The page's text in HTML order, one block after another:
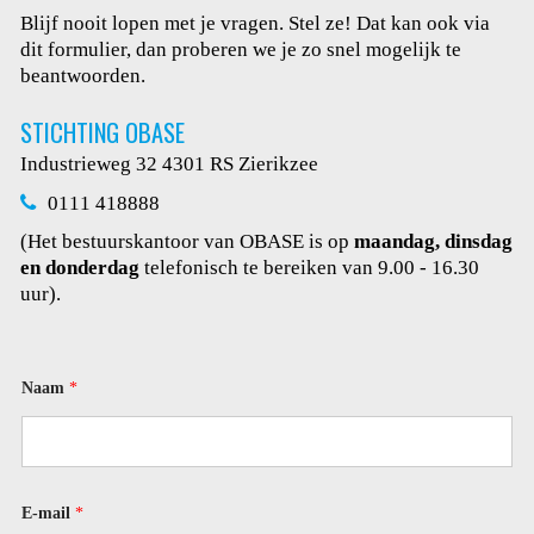
Blijf nooit lopen met je vragen. Stel ze! Dat kan ook via
dit formulier, dan proberen we je zo snel mogelijk te
beantwoorden.
STICHTING OBASE
Industrieweg 32 4301 RS Zierikzee
0111 418888
(Het bestuurskantoor van OBASE is opmaandag, dinsdag
en donderdagtelefonisch te bereiken van 9.00 - 16.30
uur).
Naam*
E-mail*